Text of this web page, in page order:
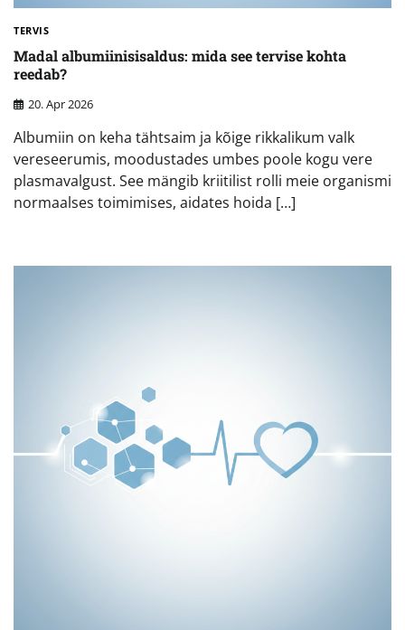
TERVIS
Madal albumiinisisaldus: mida see tervise kohta
reedab?
20. Apr 2026
Albumiin on keha tähtsaim ja kõige rikkalikum valk
vereseerumis, moodustades umbes poole kogu vere
plasmavalgust. See mängib kriitilist rolli meie organismi
normaalses toimimises, aidates hoida […]